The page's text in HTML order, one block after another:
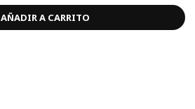
AÑADIR A CARRITO